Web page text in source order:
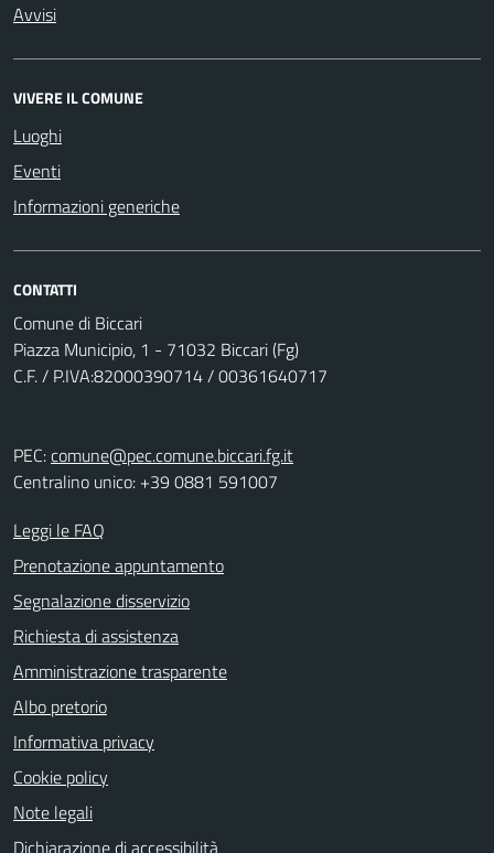
Avvisi
VIVERE IL COMUNE
Luoghi
Eventi
Informazioni generiche
CONTATTI
Comune di Biccari
Piazza Municipio, 1 - 71032 Biccari (Fg)
C.F. / P.IVA:82000390714 / 00361640717
PEC:comune@pec.comune.biccari.fg.it
Centralino unico: +39 0881 591007
Leggi le FAQ
Prenotazione appuntamento
Segnalazione disservizio
Richiesta di assistenza
Amministrazione trasparente
Albo pretorio
Informativa privacy
Cookie policy
Note legali
Dichiarazione di accessibilità